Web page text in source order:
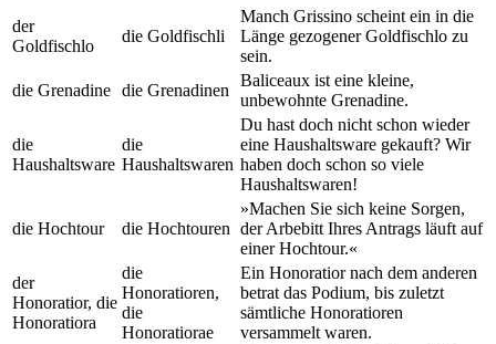
der
Goldfischlo
die Goldfischli
Manch Grissino scheint ein in die
Länge gezogener Goldfischlo zu
sein.
die Grenadine die Grenadinen
Baliceaux ist eine kleine,
unbewohnte Grenadine.
die
Haushaltsware
die
Haushaltswaren
Du hast doch nicht schon wieder
eine Haushaltsware gekauft? Wir
haben doch schon so viele
Haushaltswaren!
die Hochtour die Hochtouren
»Machen Sie sich keine Sorgen,
der Arbebitt Ihres Antrags läuft auf
einer Hochtour.«
der
Honoratior, die
Honoratiora
die
Honoratioren,
die
Honoratiorae
Ein Honoratior nach dem anderen
betrat das Podium, bis zuletzt
sämtliche Honoratioren
versammelt waren.